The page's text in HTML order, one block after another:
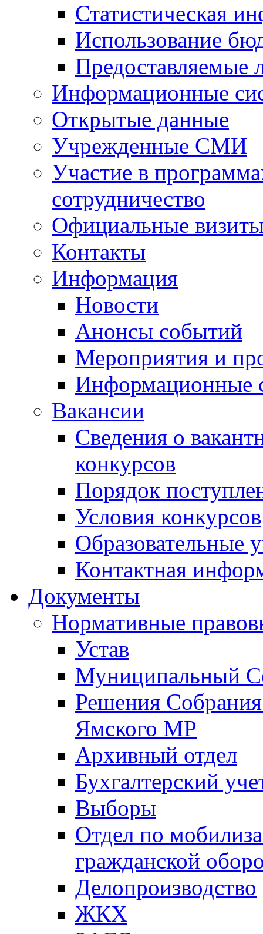
Статистическая
Использование
Предоставляемые
Информационные
Открытые данные
Учрежденные СМИ
Участие в
сотрудничество
Официальные
Контакты
Информация
Новости
Анонсы событий
Мероприятия и
Информационные
Вакансии
Сведения о
конкурсов
Порядок
Условия конкурсов
Образовательные
Контактная
Документы
Нормативные
Устав
Муниципальный
Решения
Ямского МР
Архивный отдел
Бухгалтерский
Выборы
Отдел по
гражданской
Делопроизводство
ЖКХ